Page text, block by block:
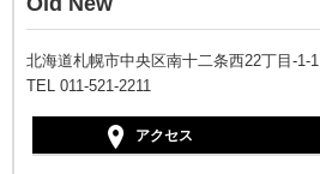
北海道札幌市中央区南十二条西22丁目-1-1
TEL 011-521-2211
アクセス